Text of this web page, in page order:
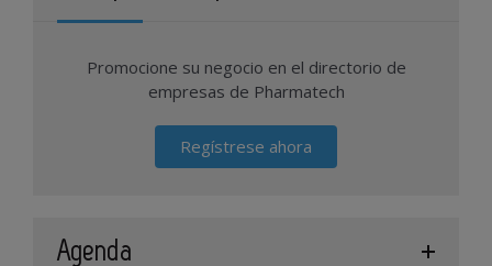
Promocione su negocio en el directorio de
empresas de Pharmatech
Regístrese ahora
Agenda